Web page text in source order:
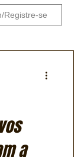
Registre-se
a